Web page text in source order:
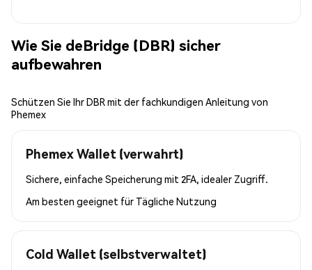
Wie Sie deBridge (DBR) sicher
aufbewahren
Schützen Sie Ihr DBR mit der fachkundigen Anleitung von
Phemex
Phemex Wallet (verwahrt)
Sichere, einfache Speicherung mit 2FA, idealer Zugriff.
Am besten geeignet für Tägliche Nutzung
Cold Wallet (selbstverwaltet)